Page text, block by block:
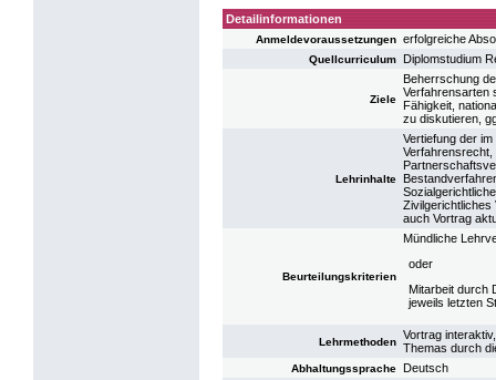
Detailinformationen
Anmeldevoraussetzungen erfolgreiche
Quellcurriculum Diplomstudium
Ziele
Beherrschung
Verfahrensarten
Fähigkeit,
zu diskutieren,
Lehrinhalte
Vertiefung der
Zivilgerichtliches
auch Vortrag
Beurteilungskriterien
Mündliche
oder
Mitarbeit durch
jeweils letzten
Lehrmethoden
Vortrag
Themas durch
Abhaltungssprache Deutsch